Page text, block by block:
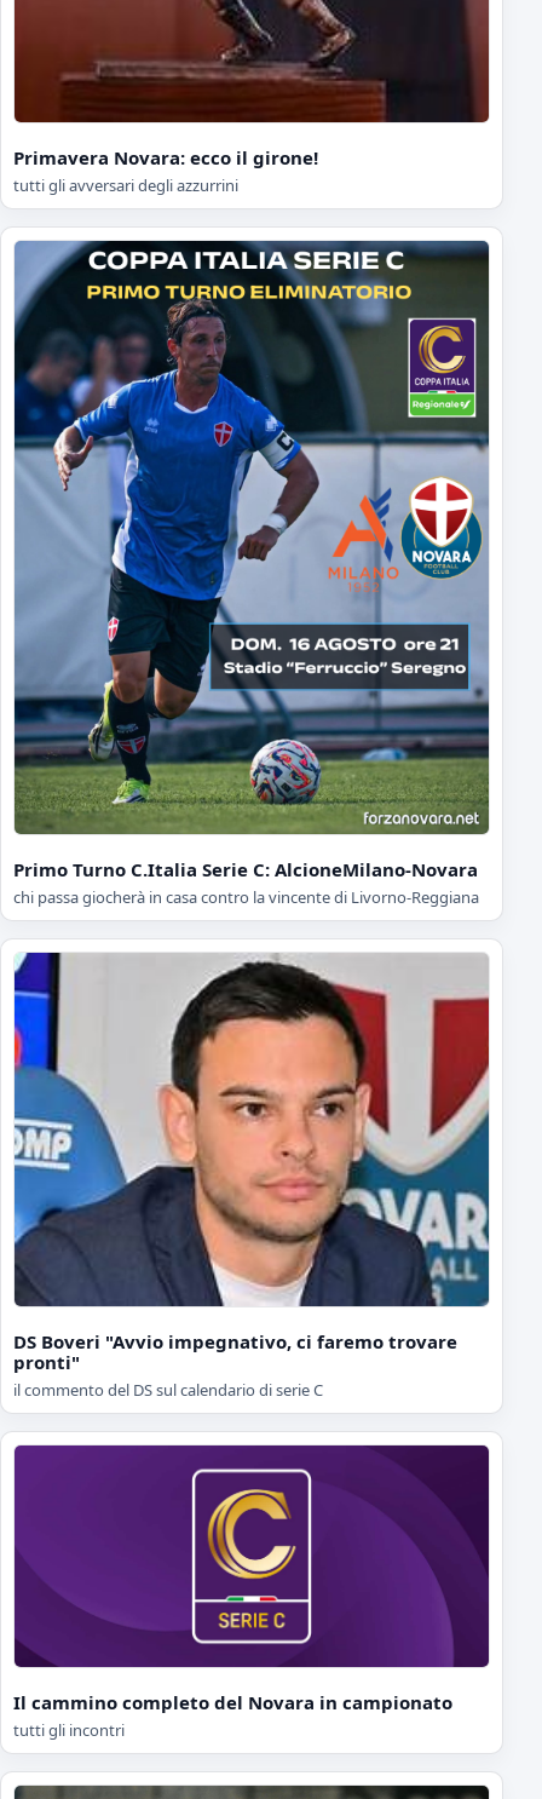
Primavera Novara: ecco il girone!
tutti gli avversari degli azzurrini
Primo Turno C.Italia Serie C: AlcioneMilano-Novara
chi passa giocherà in casa contro la vincente di Livorno-Reggiana
DS Boveri "Avvio impegnativo, ci faremo trovare
pronti"
il commento del DS sul calendario di serie C
Il cammino completo del Novara in campionato
tutti gli incontri